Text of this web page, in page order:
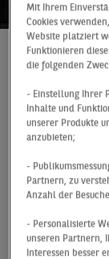
Retail Cockpit
Sie planen die
der A-
Mit Ihrem
Cookies
Website platziert
Funktionieren
die folgenden
- Einstellung Ihrer
Inhalte und
unserer Produkte
anzubieten;
-
Partnern, zu
Anzahl der
- Personalisierte
unseren Partnern,
Interessen besser